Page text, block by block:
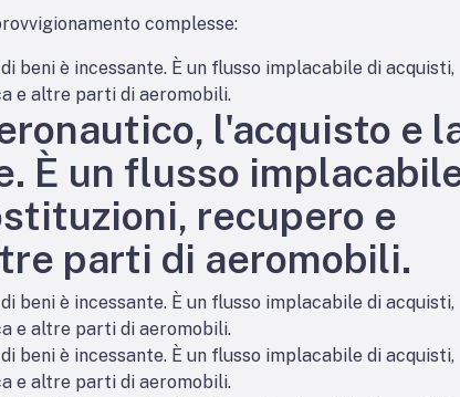
complesse:
beni è incessante. È un flusso implacabile di acquisti,
e altre parti di aeromobili.
l'acquisto e
È un flusso
recupero e
parti di aeromobili.
beni è incessante. È un flusso implacabile di acquisti,
e altre parti di aeromobili.
beni è incessante. È un flusso implacabile di acquisti,
e altre parti di aeromobili.